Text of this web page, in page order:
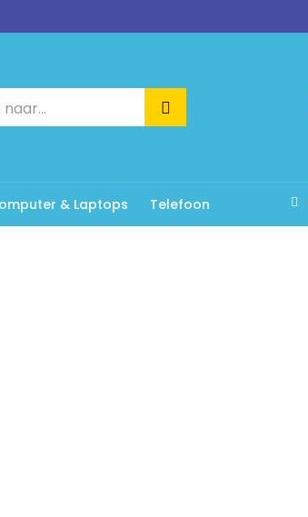
& Laptops Telefoon